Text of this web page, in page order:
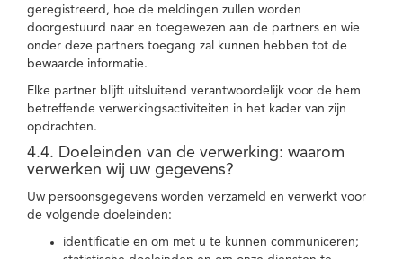
geregistreerd, hoe de meldingen zullen worden
doorgestuurd naar en toegewezen aan de partners en wie
onder deze partners toegang zal kunnen hebben tot de
bewaarde informatie.
Elke partner blijft uitsluitend verantwoordelijk voor de hem
betreffende verwerkingsactiviteiten in het kader van zijn
opdrachten.
4.4. Doeleinden van de verwerking: waarom
verwerken wij uw gegevens?
Uw persoonsgegevens worden verzameld en verwerkt voor
de volgende doeleinden:
identificatie en om met u te kunnen communiceren;